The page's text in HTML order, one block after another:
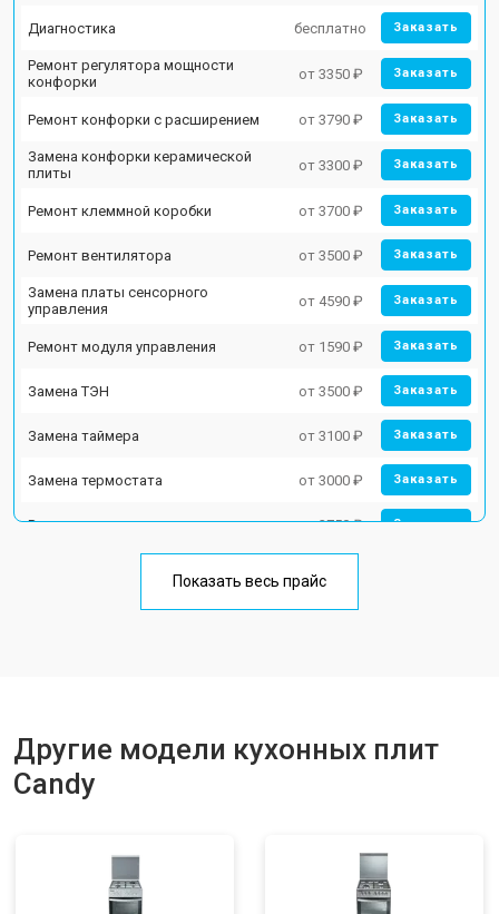
Диагностика бесплатно Заказать
Ремонт регулятора мощности
конфорки
от 3350 ₽ Заказать
Ремонт конфорки с расширением от 3790 ₽ Заказать
Замена конфорки керамической
плиты
от 3300 ₽ Заказать
Ремонт клеммной коробки от 3700 ₽ Заказать
Ремонт вентилятора от 3500 ₽ Заказать
Замена платы сенсорного
управления
от 4590 ₽ Заказать
Ремонт модуля управления от 1590 ₽ Заказать
Замена ТЭН от 3500 ₽ Заказать
Замена таймера от 3100 ₽ Заказать
Замена термостата от 3000 ₽ Заказать
Ремонт электропроводки от 2750 ₽ Заказать
Ремонт чугунной конфорки от 2600 ₽
Показать весь прайс
Другие модели кухонных плит
Candy